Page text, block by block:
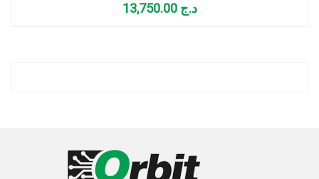
د.ج 13,750.00